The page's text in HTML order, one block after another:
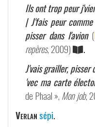
Ils ont trop peur
| J'fais peur
pisser dans l'avion (
repères, 2009)
.
J'vais grailler, pisser
'vec ma carte
de Phaal », Mon job,
Verlansépi.